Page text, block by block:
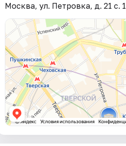
Москва, ул. Петровка, д. 21 с. 1